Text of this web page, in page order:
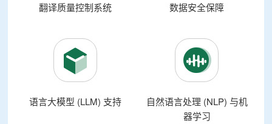
翻译质量控制系统 数据安全保障
语言大模型 (LLM) 支持
自然语言处理 (NLP) 与机
器学习